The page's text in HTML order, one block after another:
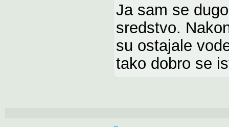
Ja sam se
sredstvo.
su ostajale
tako dobro se